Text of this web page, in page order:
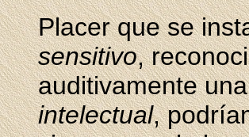
Placer que se
sensitivo,
auditivamente
intelectual,